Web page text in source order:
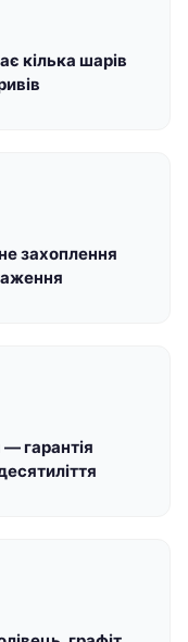
кілька шарів
захоплення
гарантія